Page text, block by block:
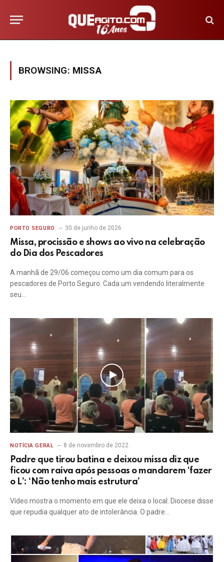
BROWSING: MISSA
PORTO SEGURO 30 de junho de 2026
Missa, procissão e shows ao vivo na celebração
do Dia dos Pescadores
A manhã de 29/06 começou como um dia comum para os
pescadores de Porto Seguro. Cada um vendendo literalmente
seu…
NOTÍCIA GERAL 8 de novembro de 2022
Padre que tirou batina e deixou missa diz que
ficou com raiva após pessoas o mandarem ‘fazer
o L’: ‘Não tenho mais estrutura’
Vídeo mostra o momento em que ele deixa o local. Diocese disse
que repudia qualquer ato de intolerância. O padre…